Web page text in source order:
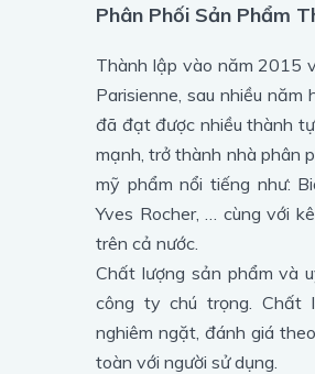
Phân Phối Sản Phẩm
Thành lập vào năm 2015
Parisienne, sau nhiều
đã đạt được nhiều thành
mạnh, trở thành nhà phân
mỹ phẩm nổi tiếng như:
Yves Rocher, … cùng với
trên cả nước.
Chất lượng sản phẩm và
công ty chú trọng. Chất
nghiêm ngặt, đánh giá
toàn với người sử dụng.